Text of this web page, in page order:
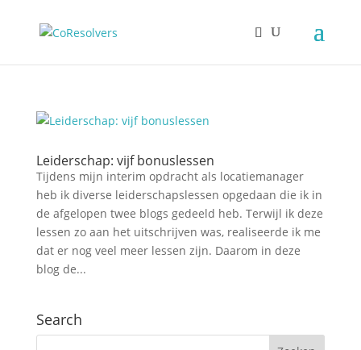
Leiderschap: vijf bonuslessen
Tijdens mijn interim opdracht als locatiemanager
heb ik diverse leiderschapslessen opgedaan die ik in
de afgelopen twee blogs gedeeld heb. Terwijl ik deze
lessen zo aan het uitschrijven was, realiseerde ik me
dat er nog veel meer lessen zijn. Daarom in deze
blog de...
Search